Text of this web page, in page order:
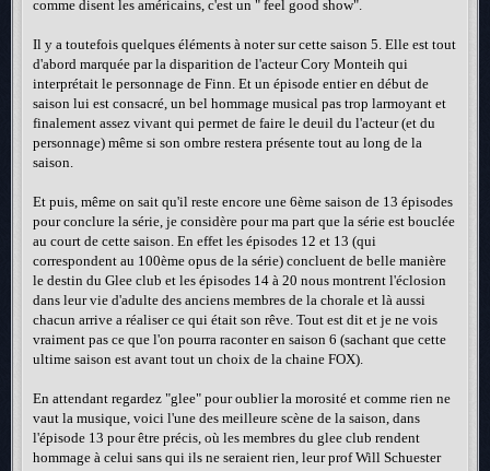
comme disent les américains, c'est un " feel good show".
Il y a toutefois quelques éléments à noter sur cette saison 5. Elle est tout
d'abord marquée par la disparition de l'acteur Cory Monteih qui
interprétait le personnage de Finn. Et un épisode entier en début de
saison lui est consacré, un bel hommage musical pas trop larmoyant et
finalement assez vivant qui permet de faire le deuil du l'acteur (et du
personnage) même si son ombre restera présente tout au long de la
saison.
Et puis, même on sait qu'il reste encore une 6ème saison de 13 épisodes
pour conclure la série, je considère pour ma part que la série est bouclée
au court de cette saison. En effet les épisodes 12 et 13 (qui
correspondent au 100ème opus de la série) concluent de belle manière
le destin du Glee club et les épisodes 14 à 20 nous montrent l'éclosion
dans leur vie d'adulte des anciens membres de la chorale et là aussi
chacun arrive a réaliser ce qui était son rêve. Tout est dit et je ne vois
vraiment pas ce que l'on pourra raconter en saison 6 (sachant que cette
ultime saison est avant tout un choix de la chaine FOX).
En attendant regardez "glee" pour oublier la morosité et comme rien ne
vaut la musique, voici l'une des meilleure scène de la saison, dans
l'épisode 13 pour être précis, où les membres du glee club rendent
hommage à celui sans qui ils ne seraient rien, leur prof Will Schuester